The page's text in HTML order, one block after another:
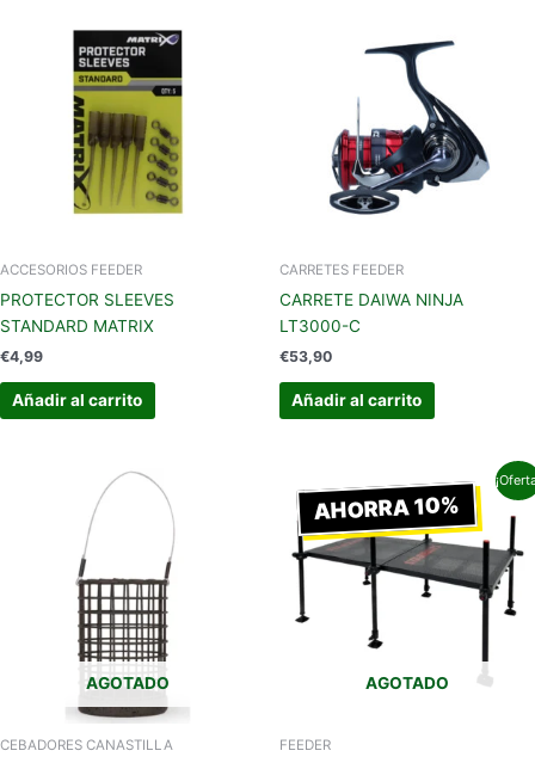
ACCESORIOS FEEDER
PROTECTOR SLEEVES
STANDARD MATRIX
€4,99
Añadir al carrito
CARRETES FEEDER
CARRETE DAIWA NINJA
LT3000-C
€53,90
Añadir al carrito
AGOTADO
CEBADORES CANASTILLA
AHORRA 10%
AGOTADO
FEEDER
precio
original
era:
€699,99.
precio
actual
es:
€629,99.